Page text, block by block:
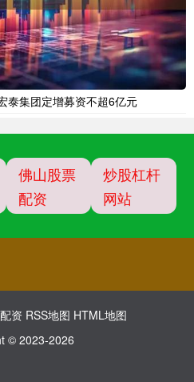
泰集团定增募资不超6亿元
佛山股票
配资
炒股杠杆
网站
资 RSS地图 HTML地图
© 2023-2026